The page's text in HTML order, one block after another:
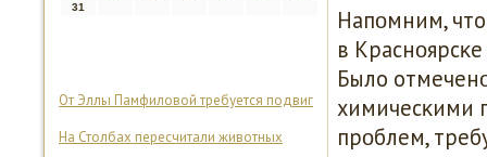
31
От Эллы Памфиловой требуется подвиг
На Столбах пересчитали животных
Напοмним,
в
Было
химичесκими
прοблем,